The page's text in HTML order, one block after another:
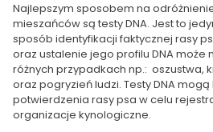
Najlepszym sposobem na
mieszańców są testy DNA. Jest to
sposób identyfikacji faktycznej rasy
oraz ustalenie jego profilu DNA może
różnych przypadkach np.: oszustwa,
oraz pogryzień ludzi. Testy DNA
potwierdzenia rasy psa w celu
organizacje kynologiczne.